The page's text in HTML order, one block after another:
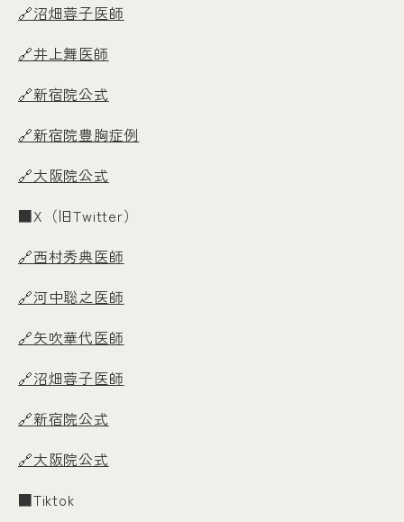
🔗沼畑蓉子医師
🔗井上舞医師
🔗新宿院公式
🔗新宿院豊胸症例
🔗大阪院公式
■X（旧Twitter）
🔗西村秀典医師
🔗河中聡之医師
🔗矢吹華代医師
🔗沼畑蓉子医師
🔗新宿院公式
🔗大阪院公式
■Tiktok